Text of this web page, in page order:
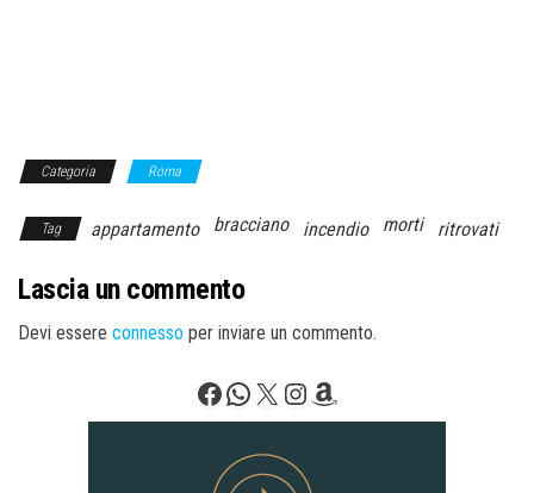
Categoria Roma
Tag appartamento bracciano incendio morti ritrovati
Lascia un commento
Devi essere connesso per inviare un commento.
Facebook
WhatsApp
X Instagram
Amazon